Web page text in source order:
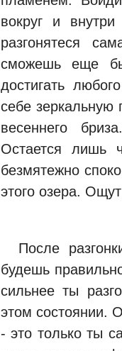
вокруг и
разгонятеся
сможешь еще
достигать
себе зеркальную
весеннего
Остается лишь
безмятежно
этого озера.
После
будешь
сильнее ты
этом состоянии.
- это только ты